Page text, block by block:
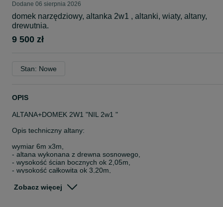
Dodane 06 sierpnia 2026
domek narzędziowy, altanka 2w1 , altanki, wiaty, altany,
drewutnia.
9 500 zł
Stan: Nowe
OPIS
ALTANA+DOMEK 2W1 "NIL 2w1 "
Opis techniczny altany:
wymiar 6m x3m,
- altana wykonana z drewna sosnowego,
- wysokość ścian bocznych ok 2,05m,
- wysokość całkowita ok 3,20m,
Zobacz więcej